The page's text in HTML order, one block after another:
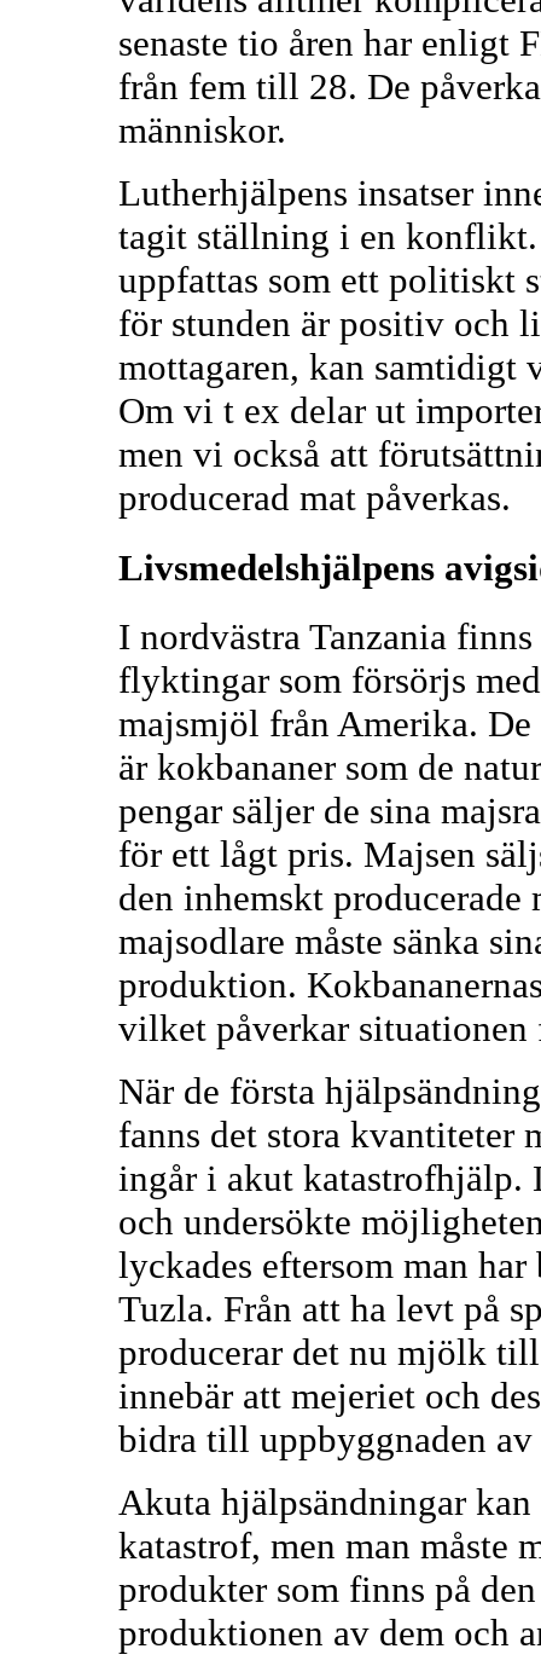
senaste tio åren har enligt
från fem till 28. De
människor.
Lutherhjälpens insatser
tagit ställning i en
uppfattas som ett politiskt
för stunden är positiv och
mottagaren, kan samtidigt
Om vi t ex delar ut
men vi också att
producerad mat påverkas.
Livsmedelshjälpens
I nordvästra Tanzania
flyktingar som försörjs
majsmjöl från Amerika.
är kokbananer som de
pengar säljer de sina
för ett lågt pris. Majsen
den inhemskt producerade
majsodlare måste sänka
produktion.
vilket påverkar situationen
När de första
fanns det stora kvantiteter
ingår i akut katastrofhjälp.
och undersökte
lyckades eftersom man
Tuzla. Från att ha levt på
producerar det nu mjölk
innebär att mejeriet och
bidra till uppbyggnaden
Akuta hjälpsändningar
katastrof, men man måste
produkter som finns på
produktionen av dem och